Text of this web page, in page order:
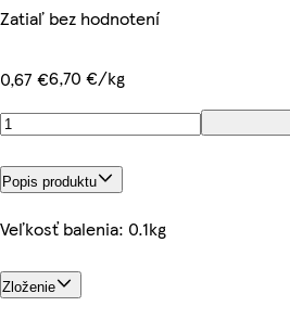
Zatiaľ bez hodnotení
0,67 €6,70 €/kg
Popis produktu
Veľkosť balenia: 0.1kg
Zloženie